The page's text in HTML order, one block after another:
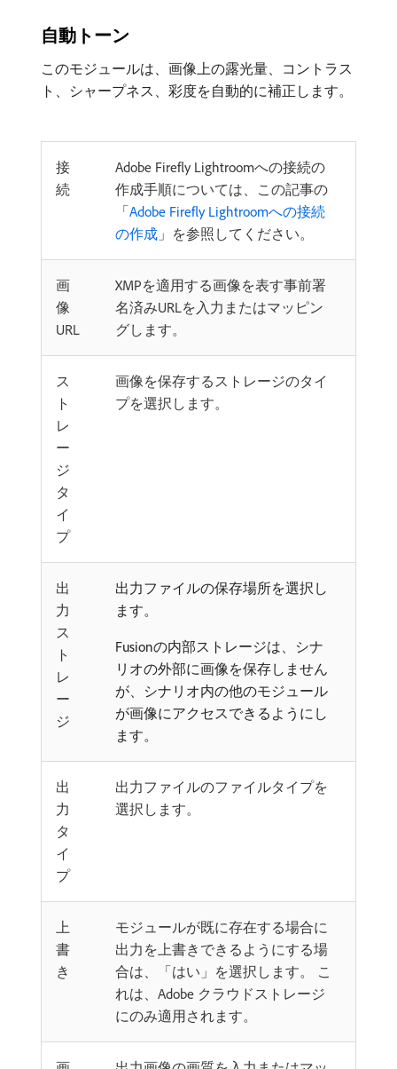
自動トーン
このモジュールは、画像上の露光量、コントラス
ト、シャープネス、彩度を自動的に補正します。
接
続
Adobe Firefly Lightroomへの接続の
作成手順については、この記事の
「Adobe Firefly Lightroomへの接続
の作成 」を参照してください。
画
像
URL
XMPを適用する画像を表す事前署
名済みURLを入力またはマッピン
グします。
ス
ト
レ
ー
ジ
タ
イ
プ
画像を保存するストレージのタイ
プを選択します。
出
力
ス
ト
レ
ー
ジ
出力ファイルの保存場所を選択し
ます。
Fusionの内部ストレージは、シナ
リオの外部に画像を保存しません
が、シナリオ内の他のモジュール
が画像にアクセスできるようにし
ます。
出
力
タ
イ
プ
出力ファイルのファイルタイプを
選択します。
上
書
き
モジュールが既に存在する場合に
出力を上書きできるようにする場
合は、「はい」を選択します。 こ
れは、Adobe クラウドストレージ
にのみ適用されます。